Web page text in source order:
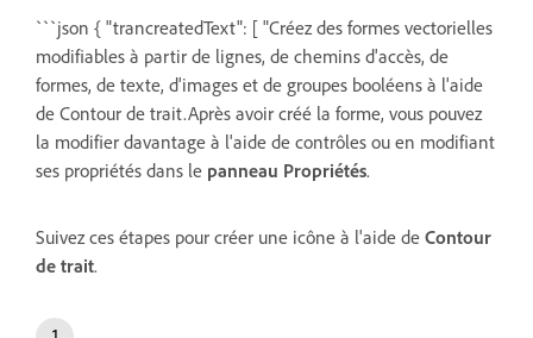
```json { "trancreatedText": [ "Créez des formes vectorielles
modifiables à partir de lignes, de chemins d'accès, de
formes, de texte, d'images et de groupes booléens à l'aide
de Contour de trait.Après avoir créé la forme, vous pouvez
la modifier davantage à l'aide de contrôles ou en modifiant
ses propriétés dans le panneau Propriétés.
Suivez ces étapes pour créer une icône à l'aide de Contour
de trait.